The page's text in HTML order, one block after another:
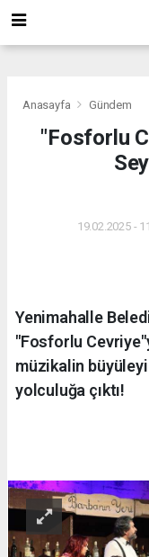
Anasayfa Gündem
"Fosforlu
19.02.2025 -
Yenimahalle
"Fosforlu
müzikalin
yolculuğa çıktı!